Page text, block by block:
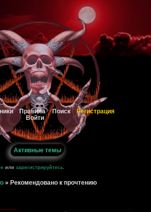
Правила Поиск Регистрация
Войти
Активные темы
илизарегистрируйтесь
» Рекомендовано к прочтению